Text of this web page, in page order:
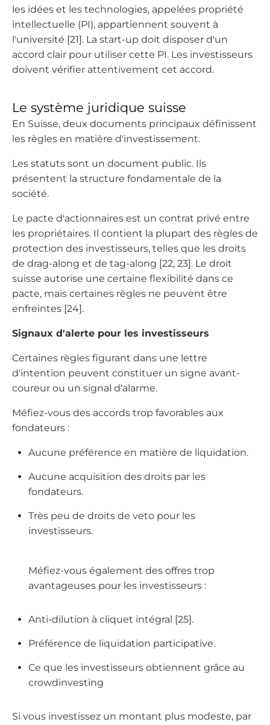
les idées et les technologies, appelées propriété
intellectuelle (PI), appartiennent souvent à
l'université [21]. La start-up doit disposer d'un
accord clair pour utiliser cette PI. Les investisseurs
doivent vérifier attentivement cet accord.
Le système juridique suisse
En Suisse, deux documents principaux définissent
les règles en matière d'investissement.
Les statuts sont un document public. Ils
présentent la structure fondamentale de la
société.
Le pacte d'actionnaires est un contrat privé entre
les propriétaires. Il contient la plupart des règles de
protection des investisseurs, telles que les droits
de drag-along et de tag-along [22, 23]. Le droit
suisse autorise une certaine flexibilité dans ce
pacte, mais certaines règles ne peuvent être
enfreintes [24].
Signaux d'alerte pour les investisseurs
Certaines règles figurant dans une lettre
d'intention peuvent constituer un signe avant-
coureur ou un signal d'alarme.
Méfiez-vous des accords trop favorables aux
fondateurs :
Aucune préférence en matière de liquidation.
Aucune acquisition des droits par les
fondateurs.
Très peu de droits de veto pour les
investisseurs.
Méfiez-vous également des offres trop
avantageuses pour les investisseurs :
Anti-dilution à cliquet intégral [25].
Préférence de liquidation participative.
Ce que les investisseurs obtiennent grâce au
crowdinvesting
Si vous investissez un montant plus modeste, par